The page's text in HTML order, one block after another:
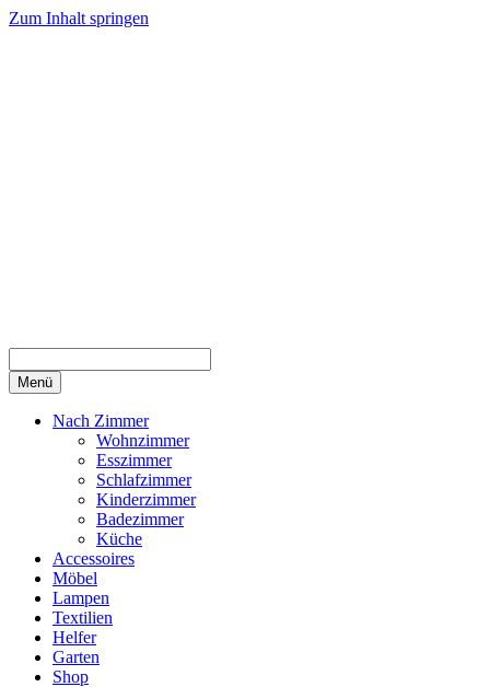
Zum Inhalt springen
Menü
Nach Zimmer
Wohnzimmer
Esszimmer
Schlafzimmer
Kinderzimmer
Badezimmer
Küche
Accessoires
Möbel
Lampen
Textilien
Helfer
Garten
Shop